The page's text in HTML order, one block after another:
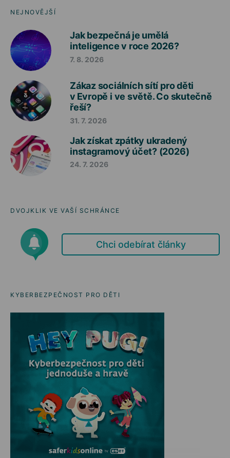
NEJNOVĚJŠÍ
Jak bezpečná je umělá
inteligence v roce 2026?
7. 8. 2026
Zákaz sociálních sítí pro děti
v Evropě i ve světě. Co skutečně
řeší?
31. 7. 2026
Jak získat zpátky ukradený
instagramový účet? (2026)
24. 7. 2026
DVOJKLIK VE VAŠÍ SCHRÁNCE
Chci odebírat články
KYBERBEZPEČNOST PRO DĚTI